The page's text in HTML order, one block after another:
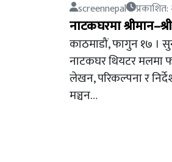
screennepal
नाटकघरमा
काठमाडौं, फागुन १७ ।
नाटकघर थियटर मलमा
लेखन, परिकल्पना र
मञ्चन…